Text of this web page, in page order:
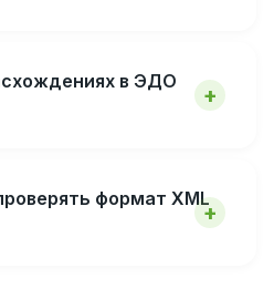
в ЭДО
формат XML